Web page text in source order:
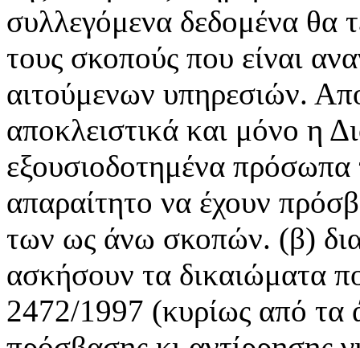
συλλεγόμενα δεδομένα θα
τους σκοπούς που είναι
αιτούμενων υπηρεσιών.
αποκλειστικά και μόνο η
εξουσιοδοτημένα πρόσωπα
απαραίτητο να έχουν
των ως άνω σκοπών. (β)
ασκήσουν τα δικαιώματα
2472/1997 (κυρίως από τα